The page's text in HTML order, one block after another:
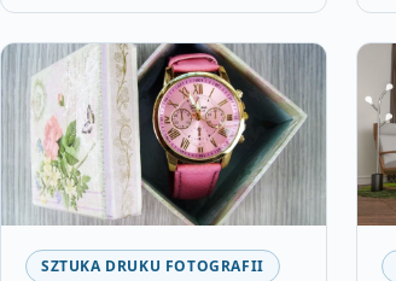
SZTUKA DRUKU FOTOGRAFII